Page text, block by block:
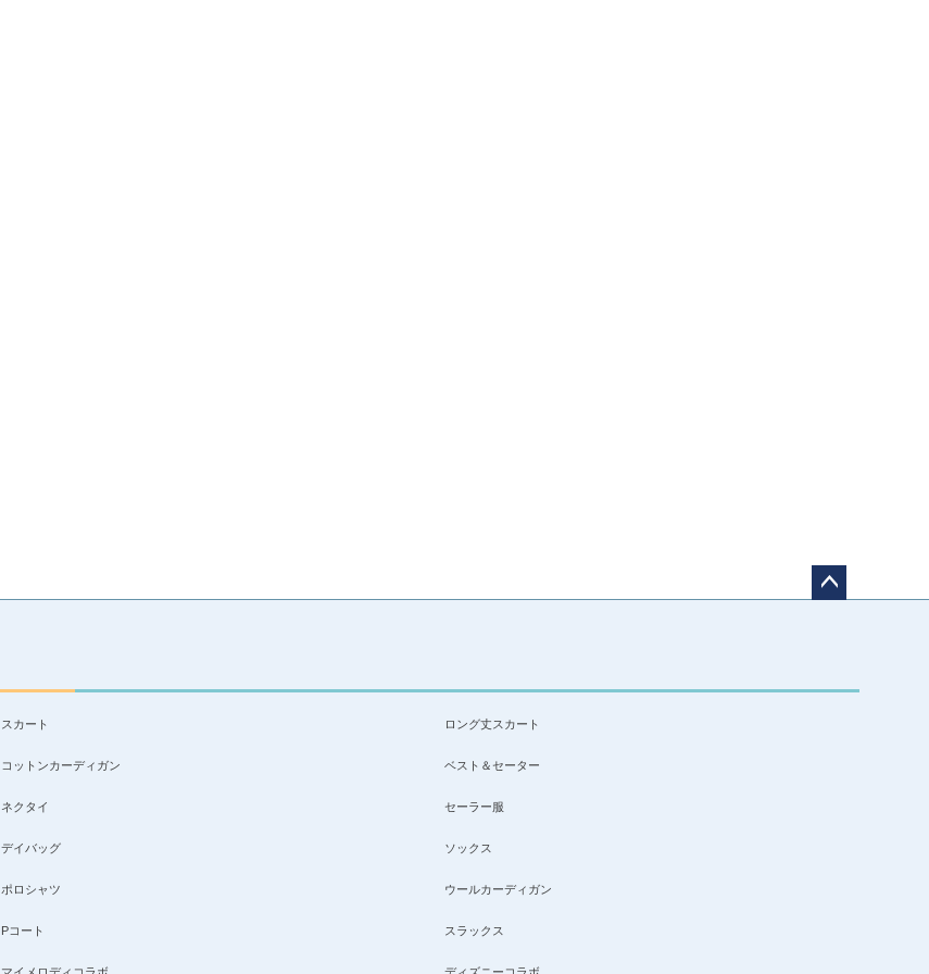
スカート ロング丈スカート
コットンカーディガン ベスト＆セーター
ネクタイ セーラー服
デイバッグ ソックス
ポロシャツ ウールカーディガン
Pコート スラックス